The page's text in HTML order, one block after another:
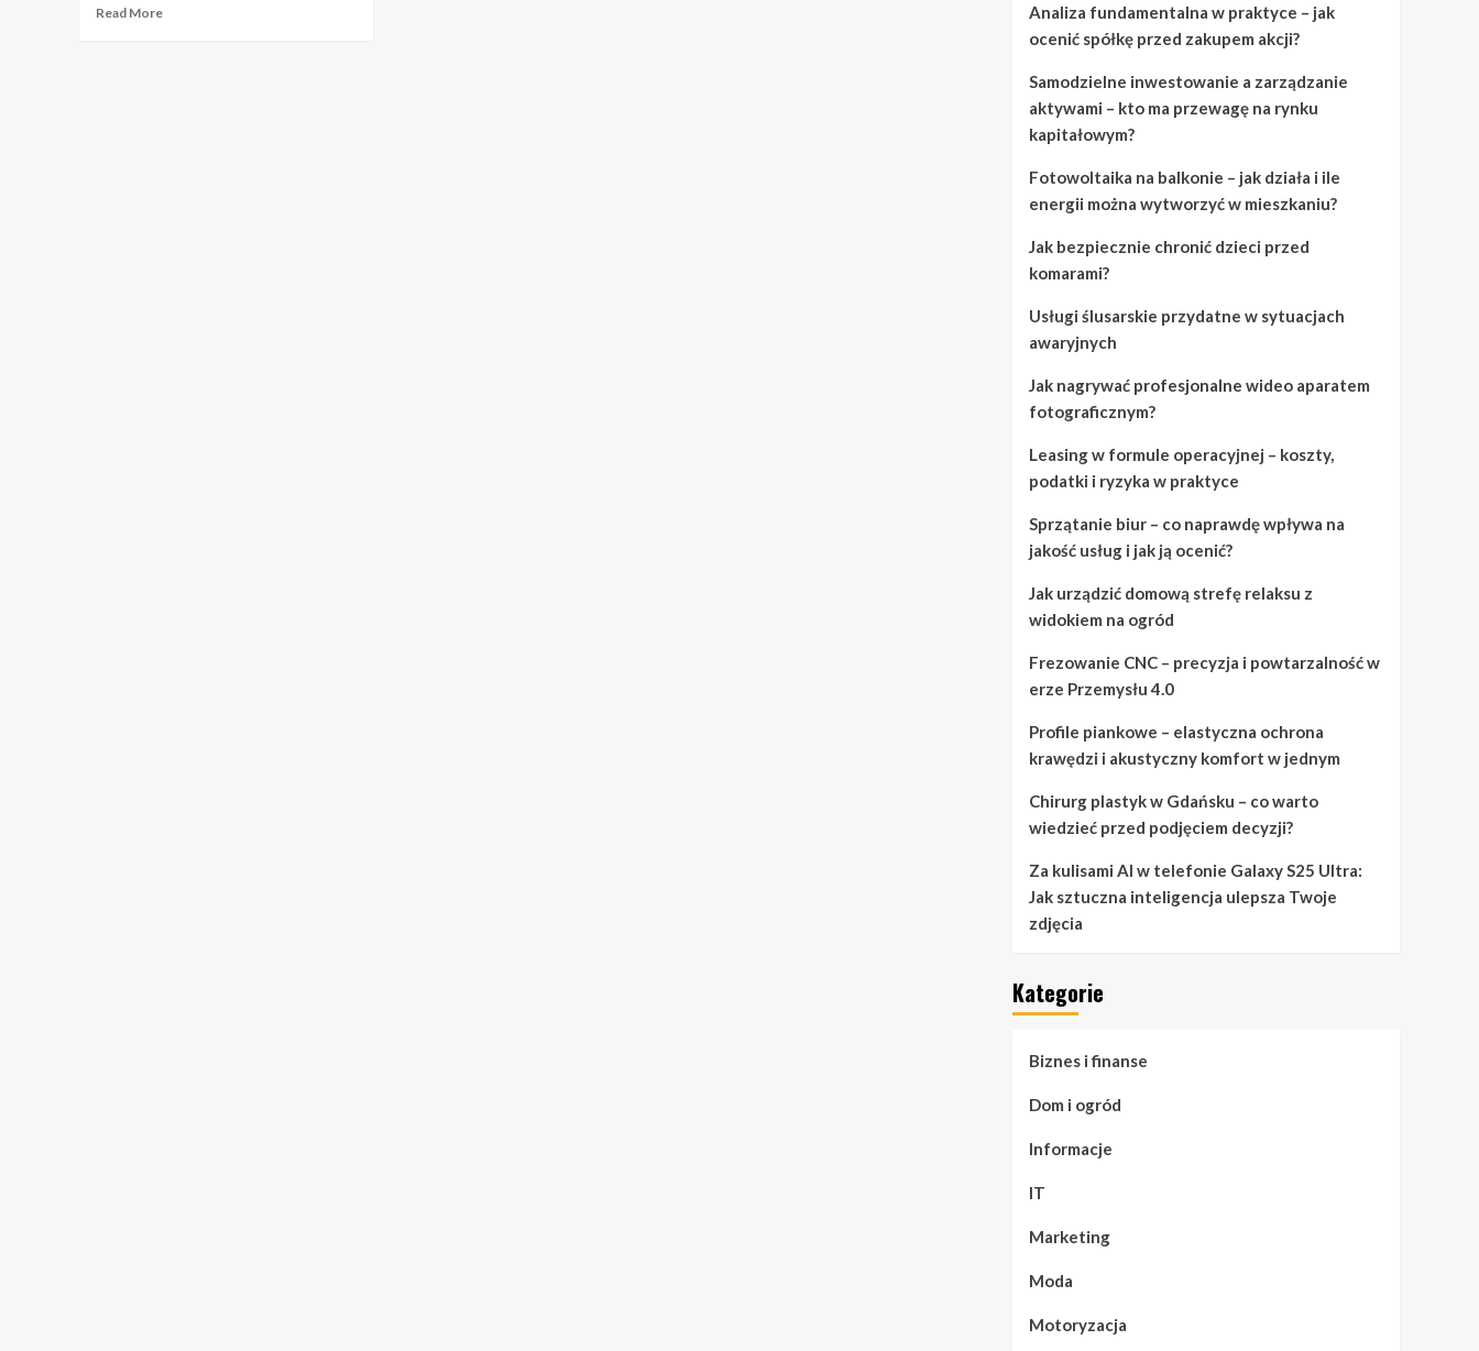
Read MoreRead
Analiza fundamentalna w praktyce – jak
ocenić spółkę przed zakupem akcji?
Samodzielne inwestowanie a zarządzanie
aktywami – kto ma przewagę na rynku
kapitałowym?
Fotowoltaika na balkonie – jak działa i ile
energii można wytworzyć w mieszkaniu?
Jak bezpiecznie chronić dzieci przed
komarami?
Usługi ślusarskie przydatne w sytuacjach
awaryjnych
Jak nagrywać profesjonalne wideo aparatem
fotograficznym?
Leasing w formule operacyjnej – koszty,
podatki i ryzyka w praktyce
Sprzątanie biur – co naprawdę wpływa na
jakość usług i jak ją ocenić?
Jak urządzić domową strefę relaksu z
widokiem na ogród
Frezowanie CNC – precyzja i powtarzalność w
erze Przemysłu 4.0
Profile piankowe – elastyczna ochrona
krawędzi i akustyczny komfort w jednym
Chirurg plastyk w Gdańsku – co warto
wiedzieć przed podjęciem decyzji?
Za kulisami AI w telefonie Galaxy S25 Ultra:
Jak sztuczna inteligencja ulepsza Twoje
zdjęcia
Kategorie
Biznes i finanse
Dom i ogród
Informacje
IT
Marketing
Moda
Motoryzacja